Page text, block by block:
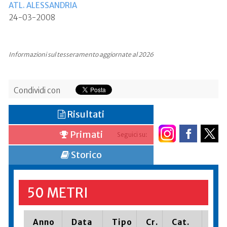
ATL. ALESSANDRIA
24-03-2008
Informazioni sul tesseramento aggiornate al 2026
Condividi con
Seguici su:
Risultati
Primati
Storico
50 METRI
Anno Data Tipo Cr. Cat.